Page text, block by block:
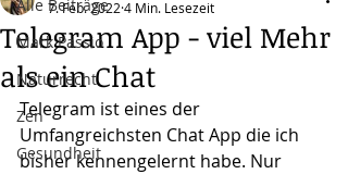
Alle Beiträge
Mark Passio
Naturrecht
Zen
Gesundheit
Telegram App - viel Mehr
als ein Chat
7. Feb. 2022 4 Min. Lesezeit
Telegram ist eines der
Umfangreichsten Chat App die ich
bisher kennengelernt habe. Nur